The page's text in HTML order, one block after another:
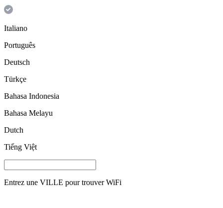
Italiano
Português
Deutsch
Türkçe
Bahasa Indonesia
Bahasa Melayu
Dutch
Tiếng Việt
Entrez une VILLE pour trouver WiFi